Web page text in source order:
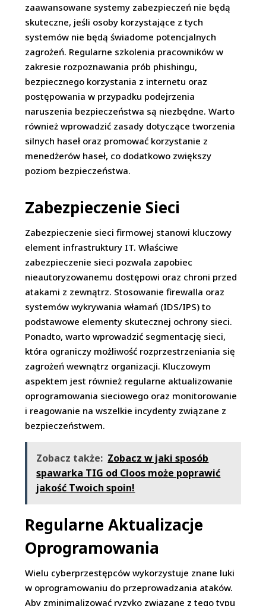
zaawansowane systemy zabezpieczeń nie będą
skuteczne, jeśli osoby korzystające z tych
systemów nie będą świadome potencjalnych
zagrożeń. Regularne szkolenia pracowników w
zakresie rozpoznawania prób phishingu,
bezpiecznego korzystania z internetu oraz
postępowania w przypadku podejrzenia
naruszenia bezpieczeństwa są niezbędne. Warto
również wprowadzić zasady dotyczące tworzenia
silnych haseł oraz promować korzystanie z
menedżerów haseł, co dodatkowo zwiększy
poziom bezpieczeństwa.
Zabezpieczenie Sieci
Zabezpieczenie sieci firmowej stanowi kluczowy
element infrastruktury IT. Właściwe
zabezpieczenie sieci pozwala zapobiec
nieautoryzowanemu dostępowi oraz chroni przed
atakami z zewnątrz. Stosowanie firewalla oraz
systemów wykrywania włamań (IDS/IPS) to
podstawowe elementy skutecznej ochrony sieci.
Ponadto, warto wprowadzić segmentację sieci,
która ograniczy możliwość rozprzestrzeniania się
zagrożeń wewnątrz organizacji. Kluczowym
aspektem jest również regularne aktualizowanie
oprogramowania sieciowego oraz monitorowanie
i reagowanie na wszelkie incydenty związane z
bezpieczeństwem.
Zobacz także: Zobacz w jaki sposób
spawarka TIG od Cloos może poprawić
jakość Twoich spoin!
Regularne Aktualizacje
Oprogramowania
Wielu cyberprzestępców wykorzystuje znane luki
w oprogramowaniu do przeprowadzania ataków.
Aby zminimalizować ryzyko związane z tego typu